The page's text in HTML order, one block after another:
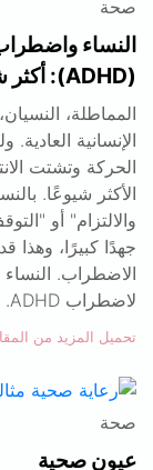
صحة
النساء
(ADHD): أكثر شيوعًا مما كنا نظن!
المماطلة،
الإنسانية
الأكثر شيوعًا.
والالتزام" أو
جهدًا كبيرًا، وهذا
الاضطراب.
لاضطراب ADHD.
تحميل المزيد من
صحة
عيون صحية